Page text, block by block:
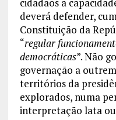
deverá defender,
Constituição da
“regular
democráticas”. Não
governação a
territórios da
explorados, numa
interpretação lata